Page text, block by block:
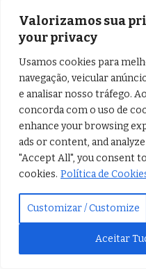
Valorizamos sua
your privacy
Usamos cookies para
navegação, veicular
e analisar nosso tráfego.
concorda com o uso de
enhance your browsing
ads or content, and
"Accept All", you consent
cookies. Política de
Customizar / Customize
Aceitar
ago 2, 2026|
Bioinsumos
potencial e
brasileira
ago 2, 2026|
Memristores:
cérebro
ago 1, 2026|
estabelece
alcoolizados